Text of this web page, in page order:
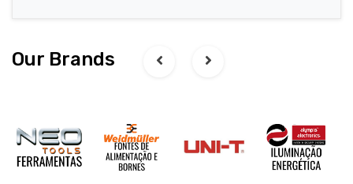
Our Brands